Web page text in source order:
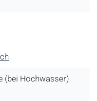
(bei Hochwasser)